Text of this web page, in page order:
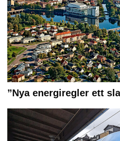
”Nya energiregler ett